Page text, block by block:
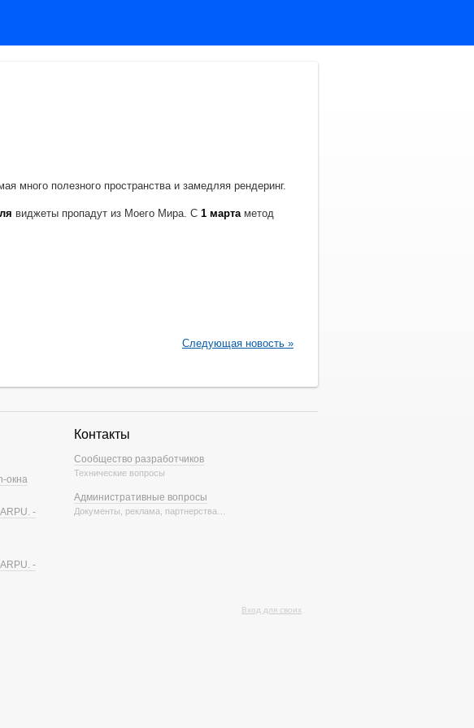
много полезного пространства и замедляя рендеринг.
виджеты пропадут из Моего Мира. С 1 мартаметод
Следующая новость »
окна
-
-
Контакты
Сообщество разработчиков
Технические вопросы
Административные вопросы
Документы, реклама, партнерства…
Вход для своих